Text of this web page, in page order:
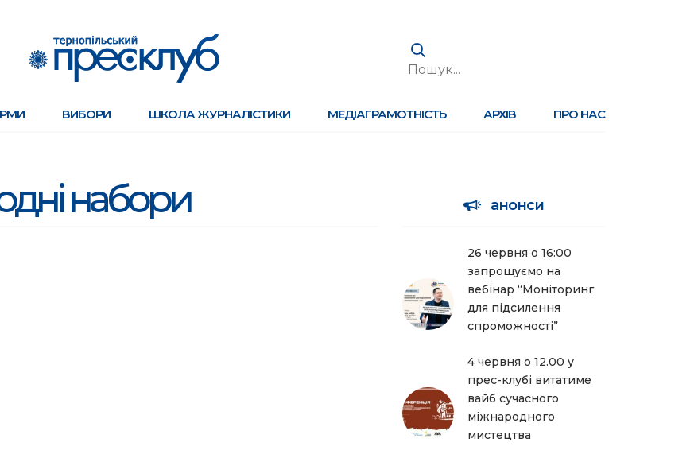
ВИБОРИ ШКОЛА ЖУРНАЛІСТИКИ МЕДІАГРАМОТНІСТЬ АРХІВ ПРО НАС
набори анонси
26 червня о 16:00
запрошуємо на
вебінар “Моніторинг
для підсилення
спроможності”
4 червня о 12.00 у
прес-клубі витатиме
вайб сучасного
міжнародного
мистецтва